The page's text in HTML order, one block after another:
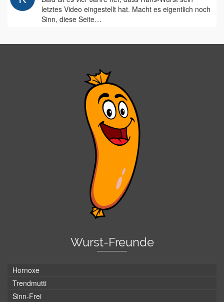
letztes Video eingestellt hat. Macht es eigentlich noch
Sinn, diese Seite…
Wurst-Freunde
Hornoxe
Trendmutti
Sinn-Frei